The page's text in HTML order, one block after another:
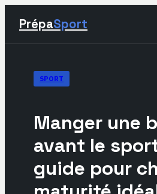
PrépaSport
Sport
Développement Personnel
Lifestyle
SPORT
Manger une
avant le
guide pour